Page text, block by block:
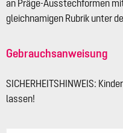
an Präge-Ausstechformen
gleichnamigen Rubrik unter
Gebrauchsanweisung
SICHERHEITSHINWEIS:
lassen!